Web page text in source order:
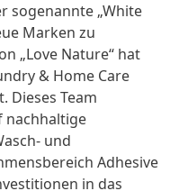
sogenannte „White
Marken zu
„Love Nature“ hat
& Home Care
Dieses Team
nachhaltige
und
Adhesive
in das